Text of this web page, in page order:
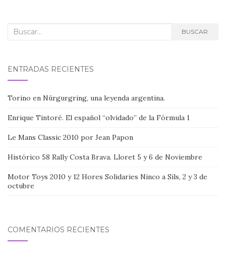
Buscar: BUSCAR
ENTRADAS RECIENTES
Torino en Nürgurgring, una leyenda argentina.
Enrique Tintoré. El español “olvidado” de la Fórmula 1
Le Mans Classic 2010 por Jean Papon
Histórico 58 Rally Costa Brava. Lloret 5 y 6 de Noviembre
Motor Toys 2010 y 12 Hores Solidaries Ninco a Sils, 2 y 3 de
octubre
COMENTARIOS RECIENTES